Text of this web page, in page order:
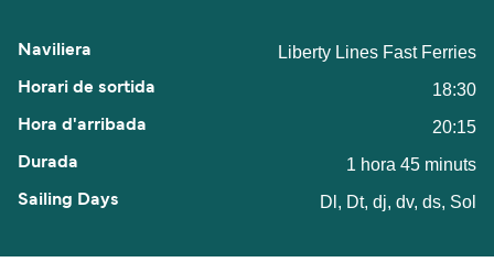
Liberty Lines Fast Ferries
18:30
20:15
1 hora 45 minuts
Dl, Dt, dj, dv, ds, Sol